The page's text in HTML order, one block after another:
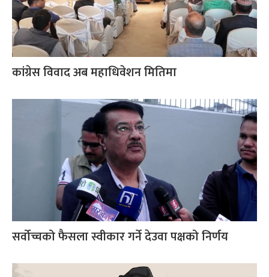
कांग्रेस विवाद अब महाधिवेशन मितिमा
सर्वोच्चको फैसला स्वीकार गर्ने देउवा पक्षको निर्णय